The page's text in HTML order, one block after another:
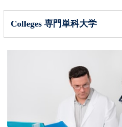
Colleges 専門単科大学